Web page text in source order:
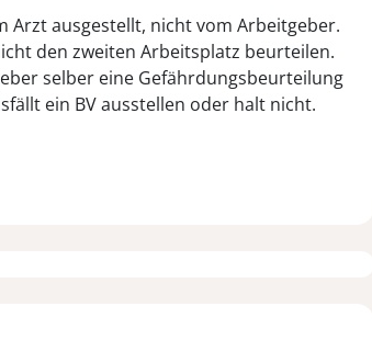
Arzt ausgestellt, nicht vom Arbeitgeber.
den zweiten Arbeitsplatz beurteilen.
selber eine Gefährdungsbeurteilung